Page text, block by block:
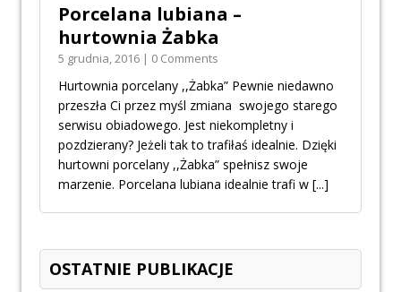
Porcelana lubiana –
hurtownia Żabka
5 grudnia, 2016 | 0 Comments
Hurtownia porcelany ,,Żabka” Pewnie niedawno
przeszła Ci przez myśl zmiana swojego starego
serwisu obiadowego. Jest niekompletny i
pozdzierany? Jeżeli tak to trafiłaś idealnie. Dzięki
hurtowni porcelany ,,Żabka” spełnisz swoje
marzenie. Porcelana lubiana idealnie trafi w [...]
OSTATNIE PUBLIKACJE